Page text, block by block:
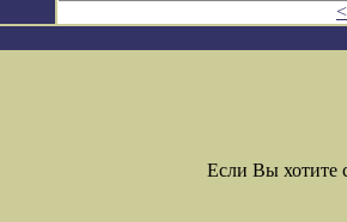
Если Вы хотите